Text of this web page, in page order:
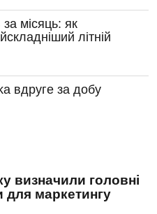
місяць: як
літній
вдруге за добу
визначили головні
для маркетингу